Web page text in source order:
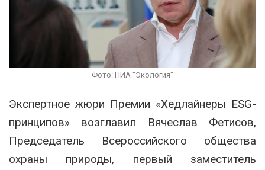
Фото: НИА "Экология"
Экспертное жюри Премии «Хедлайнеры ESG-
принципов» возглавил Вячеслав Фетисов,
Председатель Всероссийского общества
охраны природы, первый заместитель